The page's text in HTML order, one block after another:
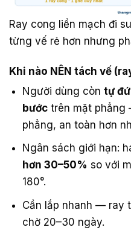
Ray cong liền mạch đi
từng vế rẻ hơn nhưng
Khi nào NÊN tách vế
Người dùng còntự
bước trên mặt phẳng
phẳng, an toàn hơn
Ngân sách giới hạn:
hơn 30–50% so với
180°.
Cần lắp nhanh — ray
chờ 20–30 ngày.